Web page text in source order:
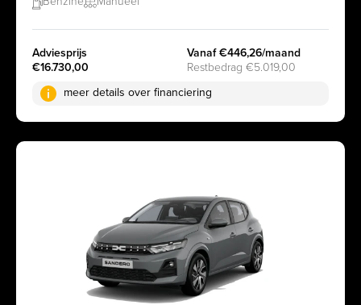
Adviesprijs
€16.730,00
Vanaf €446,26/maand
Restbedrag €5.019,00
meer details over financiering